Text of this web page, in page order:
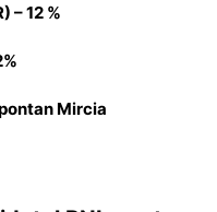
– 12 %
Mircia